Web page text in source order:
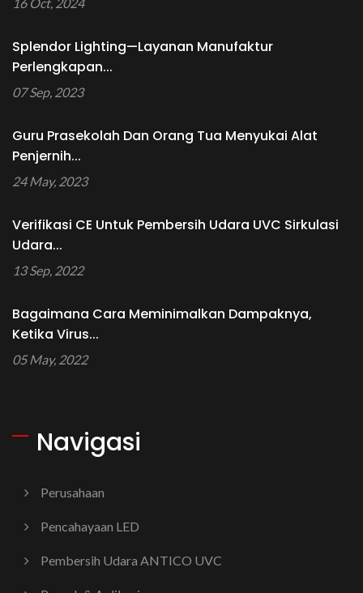
Splendor Lighting—Layanan Manufaktur
Perlengkapan...
07 Sep, 2023
Guru Prasekolah Dan Orang Tua Menyukai Alat
Penjernih...
24 May, 2023
Verifikasi CE Untuk Pembersih Udara UVC Sirkulasi
Udara...
13 Sep, 2022
Bagaimana Cara Meminimalkan Dampaknya,
Ketika Virus...
05 May, 2022
Navigasi
Perusahaan
Pencahayaan LED
Pembersih Udara ANTICO UVC